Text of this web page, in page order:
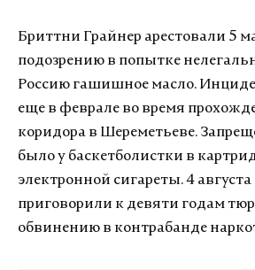
Бриттни Грайнер арестовали 5
подозрению в попытке
Россию гашишное масло.
еще в феврале во время
коридора в Шереметьеве.
было у баскетболистки в
электронной сигареты. 4 августа
приговорили к девяти годам
обвинению в контрабанде